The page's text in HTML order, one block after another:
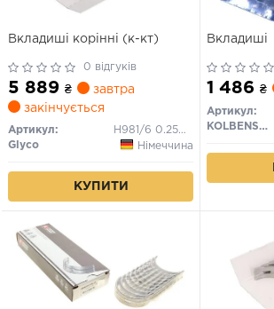
Вкладиші корінні (к-кт)
0 відгуків
5 889 ₴
завтра
закінчується
Артикул:
H981/6 0.25MM
Glyco
Німеччина
КУПИТИ
Вкладиші
1 486 ₴
Артикул:
KOLBENSCHMIDT